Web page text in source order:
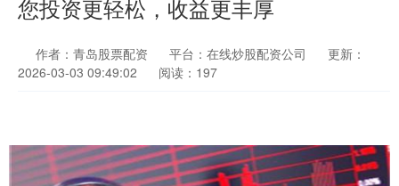
您投资更轻松，收益更丰厚
作者：青岛股票配资 平台：在线炒股配资公司
更新：
2026-03-03 09:49:02
阅读：197